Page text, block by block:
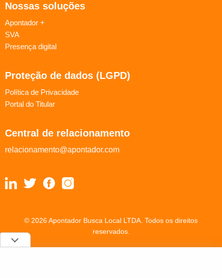
Nossas soluções
Apontador +
SVA
Presença digital
Proteção de dados (LGPD)
Política de Privacidade
Portal do Titular
Central de relacionamento
relacionamento@apontador.com
© 2026 Apontador Busca Local LTDA. Todos os direitos
reservados.